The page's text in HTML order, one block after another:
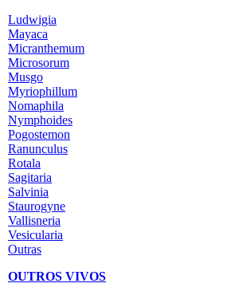
Ludwigia
Mayaca
Micranthemum
Microsorum
Musgo
Myriophillum
Nomaphila
Nymphoides
Pogostemon
Ranunculus
Rotala
Sagitaria
Salvinia
Staurogyne
Vallisneria
Vesicularia
Outras
OUTROS VIVOS